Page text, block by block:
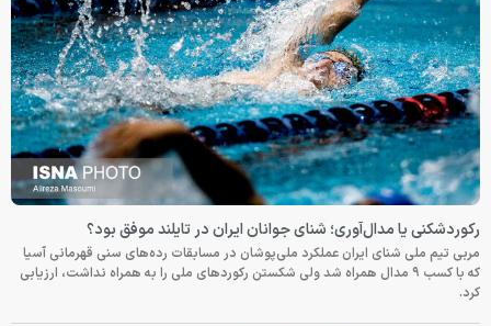
رکوردشکنی یا مدال‌آوری؛ شنای جوانان ایران در تایلند موفق بود؟
مربی تیم ملی شنای ایران عملکرد ملی‌پوشان در مسابقات رده‌های سنی قهرمانی آسیا
که با کسب ۹ مدال همراه شد ولی شکستن رکوردهای ملی را به همراه نداشت، ارزیابی
کرد.